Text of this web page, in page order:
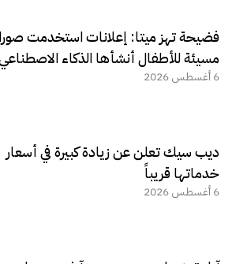
فضيحة تهز ميتا: إعلانات استخدمت صورا
مسيئة للأطفال أنشأها الذكاء
6 أغسطس 2026
ديب سيك تعلن عن زيادة كبيرة في أسعار
خدماتها قريباً
6 أغسطس 2026